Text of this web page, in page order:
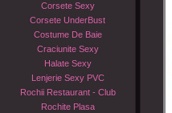
Corsete Sexy
Corsete UnderBust
Costume De Baie
Craciunite Sexy
Halate Sexy
Lenjerie Sexy PVC
Rochii Restaurant - Club
Rochite Plasa